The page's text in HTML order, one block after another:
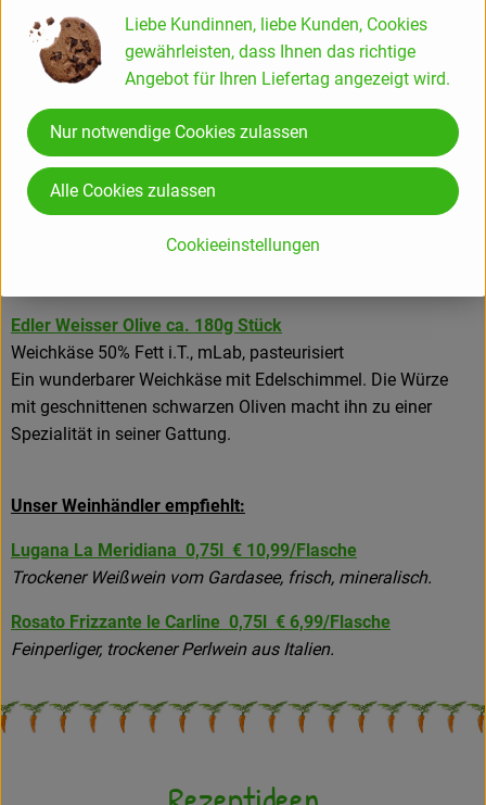
Würzig, aromatisch mit feinem Kräutergeschmack.
Gouda Bärlauch ca. 180g Stück
Ein sehr aromatisch schmeckender Gouda mit frischem
Bärlauch im Teig.
Maigouda Ziege ca. 180g Stück
Der halbfeste Schnittkäse wird aus der ersten Weidemilch
Edler Weisser Olive ca. 180g Stück
Weichkäse 50% Fett i.T., mLab, pasteurisiert
Ein wunderbarer Weichkäse mit Edelschimmel. Die Würze
mit geschnittenen schwarzen Oliven macht ihn zu einer
Spezialität in seiner Gattung.
Unser Weinhändler empfiehlt:
Lugana La Meridiana 0,75l € 10,99/Flasche
Trockener Weißwein vom Gardasee, frisch, mineralisch.
Rosato Frizzante le Carline 0,75l € 6,99/Flasche
Feinperliger, trockener Perlwein aus Italien.
Liebe Kundinnen, liebe Kunden, Cookies
gewährleisten, dass Ihnen das richtige
Angebot für Ihren Liefertag angezeigt wird.
Cookieeinstellungen
Nur notwendige Cookies zulassen
Alle Cookies zulassen